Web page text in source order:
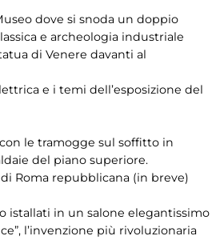
dove si snoda un doppio
e archeologia industriale
di Venere davanti al
e i temi dell’esposizione del
le tramogge sul soffitto in
del piano superiore.
Roma repubblicana (in breve)
istallati in un salone elegantissimo
l’invenzione più rivoluzionaria